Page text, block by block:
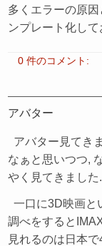
多くエラーの原
ンプレート化し
0 件のコメント:
アバター
アバター見てき
なぁと思いつつ,
やく見てきました.
一口に3D映画と
調べをすると
見れるのは日本